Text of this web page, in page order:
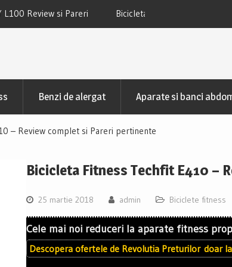
SBK800B Review si Pareri
TECHFIT R400N
Benzi de alergat Aparate si banci
– Review complet si Pareri pertinente
Bicicleta Fitness Techfit E410 –
25 martie 2018 admin Biciclete fitness
Cele mai noi reduceri la aparate fitness
Descopera ofertele de Revolutia Preturilor doar la